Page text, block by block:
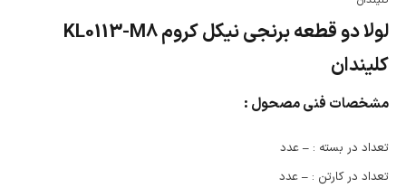
لولا دو قطعه برنجی نیکل کروم KL0113-M8
کلیندان
مشخصات فنی مصحول :
تعداد در بسته :– عدد
تعداد در کارتن :– عدد